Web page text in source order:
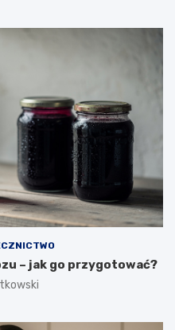
– jak go przygotować?